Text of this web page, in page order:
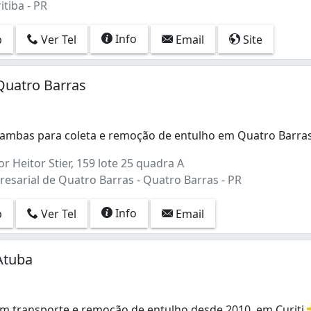
- PR
Ver Tel Info Email Site
Barras
para coleta e remoção de entulho em Quatro
para coleta e remoção de entulho em Quatro
Heitor Stier, 159 lote 25 quadra A
de Quatro Barras - Quatro Barras - PR
Ver Tel Info Email